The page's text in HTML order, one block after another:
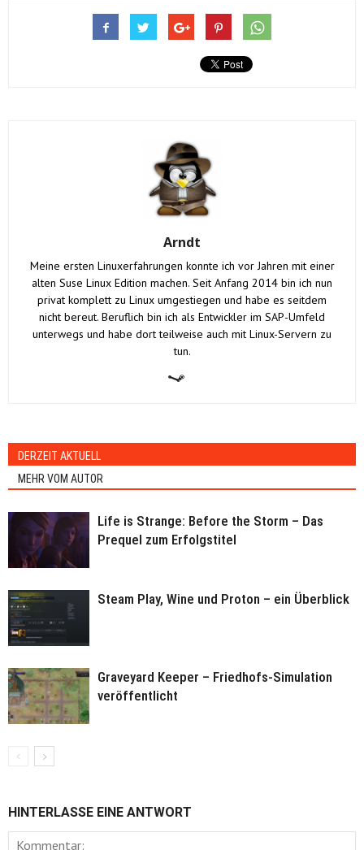
Arndt
Meine ersten Linuxerfahrungen konnte ich vor Jahren mit einer
alten Suse Linux Edition machen. Seit Anfang 2014 bin ich nun
privat komplett zu Linux umgestiegen und habe es seitdem
nicht bereut. Beruflich bin ich als Entwickler im SAP-Umfeld
unterwegs und habe dort teilweise auch mit Linux-Servern zu
tun.
DERZEIT AKTUELL
MEHR VOM AUTOR
Life is Strange: Before the Storm – Das
Prequel zum Erfolgstitel
Steam Play, Wine und Proton – ein Überblick
Graveyard Keeper – Friedhofs-Simulation
veröffentlicht
HINTERLASSE EINE ANTWORT